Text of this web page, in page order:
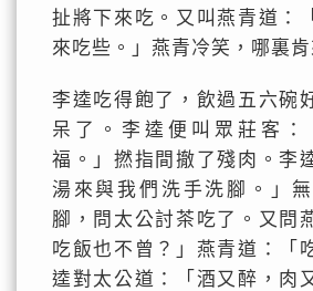
扯將下來吃。又叫燕青道：
來吃些。」燕青冷笑，哪裏肯
李逵吃得飽了，飲過五六碗
呆了。李逵便叫眾莊客：
福。」撚指間撤了殘肉。李
湯來與我們洗手洗腳。」
腳，問太公討茶吃了。又問
吃飯也不曾？」燕青道：「
逵對太公道：「酒又醉，肉